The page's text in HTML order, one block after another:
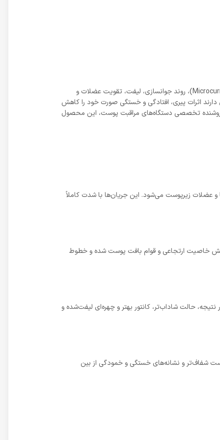
دستگاه فیشیال کارنت، یکی از پیشرفته‌ترین تجهیزات غیرتهاجمی مراقبت از پوست به‌شمار می‌آید که با استفاده از جریان میکروکارنت (Microcurrent)، روند جوانسازی، لیفت، تقویت عضلات و
دارند اثرات پیری، افتادگی و خستگی صورت خود را کاهش
تخصصی دستگاه‌های مراقبت پوست، این محصول
و عضلات زیرپوست می‌شود. این جریان‌ها با شدت کاملاً
خاصیت ارتجاعی و قوام بافت پوست شده و خطوط
حالت شاداب‌تر، کانتور بهتر و چهره‌ای لیفت‌شده و
شفاف‌تر و نشانه‌های خستگی و خمودگی از بین